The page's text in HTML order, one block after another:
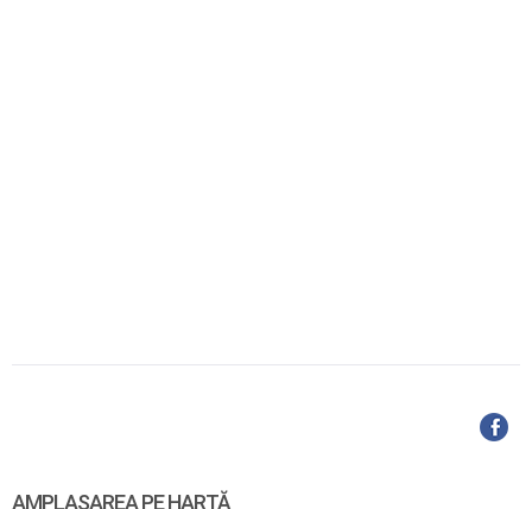
AMPLASAREA PE HARTĂ